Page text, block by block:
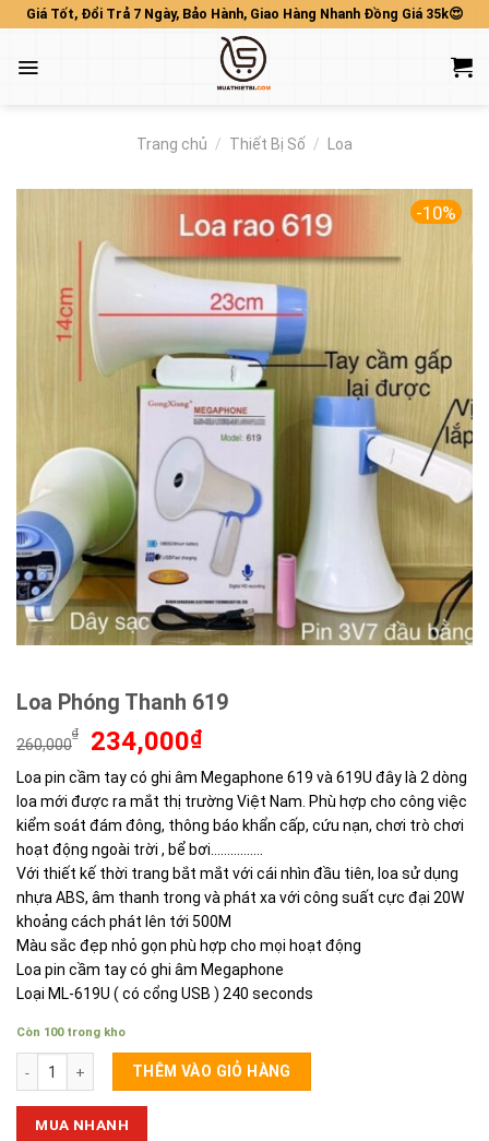
Skip
content
Giá Tốt, Đổi Trả 7 Ngày, Bảo Hành, Giao Hàng Nhanh Đồng Giá 35k😍
Trang chủ / Thiết Bị Số / Loa
-10%
Loa Phóng Thanh 619
260,000
₫
Giá
là:
260,000₫.
234,000₫Giá
tại
là:
234,000₫.
Loa pin cầm tay có ghi âm Megaphone 619 và 619U đây là 2 dòng
loa mới được ra mắt thị trường Việt Nam. Phù hợp cho công việc
kiểm soát đám đông, thông báo khẩn cấp, cứu nạn, chơi trò chơi
hoạt động ngoài trời , bể bơi…………….
Với thiết kế thời trang bắt mắt với cái nhìn đầu tiên, loa sử dụng
nhựa ABS, âm thanh trong và phát xa với công suất cực đại 20W
khoảng cách phát lên tới 500M
Màu sắc đẹp nhỏ gọn phù hợp cho mọi hoạt động
Loa pin cầm tay có ghi âm Megaphone
Loại ML-619U ( có cổng USB ) 240 seconds
Còn 100 trong kho
Loa Phóng Thanh 619 số lượng
THÊM VÀO GIỎ HÀNG
MUA NHANH